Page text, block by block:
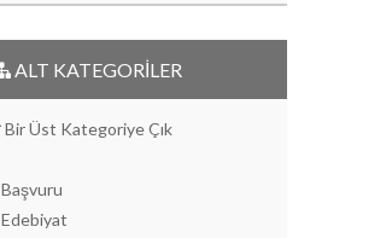
ALT KATEGORİLER
Bir Üst Kategoriye Çık
Başvuru
Edebiyat